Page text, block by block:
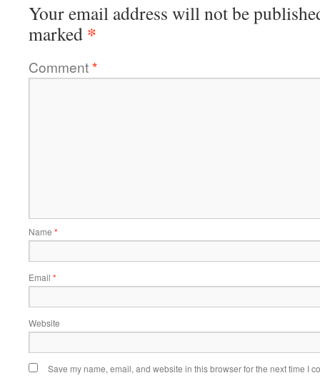
Your email address will not be
marked *
Comment*
Name *
Email *
Website
Save my name, email, and website in this browser for the next time I